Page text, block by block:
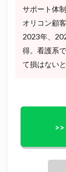
サポート体
オリコン顧
2023年、
得。看護系
て損はない
>>